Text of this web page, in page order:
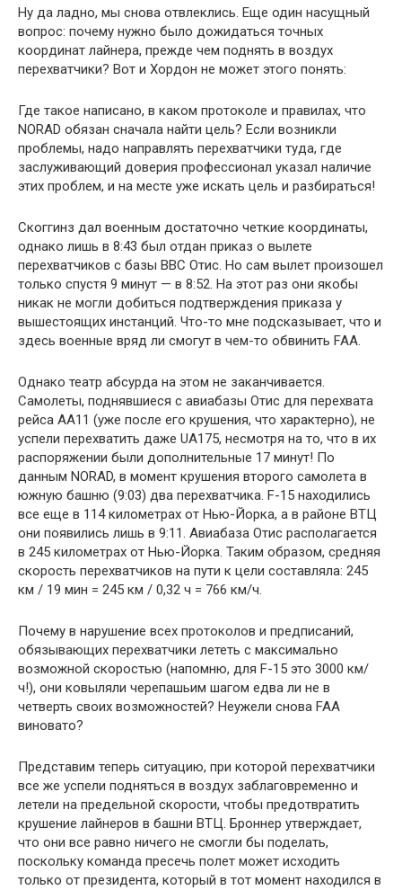
Ну да ладно, мы снова отвлеклись. Еще один насущный
вопрос: почему нужно было дожидаться точных
координат лайнера, прежде чем поднять в воздух
перехватчики? Вот и Хордон не может этого понять:
Где такое написано, в каком протоколе и правилах, что
NORAD обязан сначала найти цель? Если возникли
проблемы, надо направлять перехватчики туда, где
заслуживающий доверия профессионал указал наличие
этих проблем, и на месте уже искать цель и разбираться!
Скоггинз дал военным достаточно четкие координаты,
однако лишь в 8:43 был отдан приказ о вылете
перехватчиков с базы ВВС Отис. Но сам вылет произошел
только спустя 9 минут — в 8:52. На этот раз они якобы
никак не могли добиться подтверждения приказа у
вышестоящих инстанций. Что-то мне подсказывает, что и
здесь военные вряд ли смогут в чем-то обвинить FAA.
Однако театр абсурда на этом не заканчивается.
Самолеты, поднявшиеся с авиабазы Отис для перехвата
рейса АА11 (уже после его крушения, что характерно), не
успели перехватить даже UA175, несмотря на то, что в их
распоряжении были дополнительные 17 минут! По
данным NORAD, в момент крушения второго самолета в
южную башню (9:03) два перехватчика. F-15 находились
все еще в 114 километрах от Нью-Йорка, а в районе ВТЦ
они появились лишь в 9:11. Авиабаза Отис располагается
в 245 километрах от Нью-Йорка. Таким образом, средняя
скорость перехватчиков на пути к цели составляла: 245
км / 19 мин = 245 км / 0,32 ч = 766 км/ч.
Почему в нарушение всех протоколов и предписаний,
обязывающих перехватчики лететь с максимально
возможной скоростью (напомню, для F-15 это 3000 км/
ч!), они ковыляли черепашьим шагом едва ли не в
четверть своих возможностей? Неужели снова FAA
виновато?
Представим теперь ситуацию, при которой перехватчики
все же успели подняться в воздух заблаговременно и
летели на предельной скорости, чтобы предотвратить
крушение лайнеров в башни ВТЦ. Броннер утверждает,
что они все равно ничего не смогли бы поделать,
поскольку команда пресечь полет может исходить
только от президента, который в тот момент находился в